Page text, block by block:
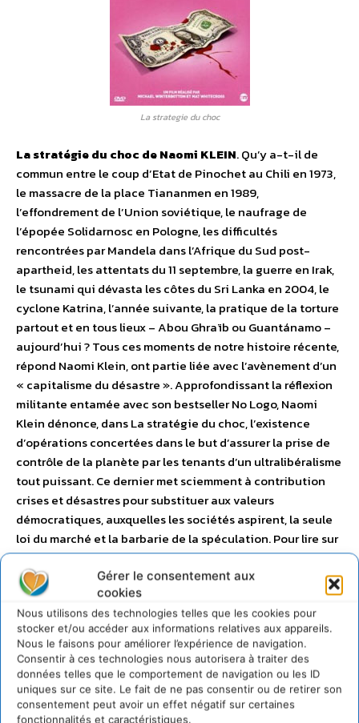
Gérer le consentement aux
cookies
Nous utilisons des technologies telles que les cookies pour
stocker et/ou accéder aux informations relatives aux appareils.
Nous le faisons pour améliorer l’expérience de navigation.
Consentir à ces technologies nous autorisera à traiter des
données telles que le comportement de navigation ou les ID
uniques sur ce site. Le fait de ne pas consentir ou de retirer son
consentement peut avoir un effet négatif sur certaines
fonctionnalités et caractéristiques.
La strategie du choc
La stratégie du choc de Naomi KLEIN. Qu’y a-t-il de
commun entre le coup d’Etat de Pinochet au Chili en 1973,
le massacre de la place Tiananmen en 1989,
l’effondrement de l’Union soviétique, le naufrage de
l’épopée Solidarnosc en Pologne, les difficultés
rencontrées par Mandela dans l’Afrique du Sud post-
apartheid, les attentats du 11 septembre, la guerre en Irak,
le tsunami qui dévasta les côtes du Sri Lanka en 2004, le
cyclone Katrina, l’année suivante, la pratique de la torture
partout et en tous lieux – Abou Ghraïb ou Guantánamo –
aujourd’hui ? Tous ces moments de notre histoire récente,
répond Naomi Klein, ont partie liée avec l’avènement d’un
« capitalisme du désastre ». Approfondissant la réflexion
militante entamée avec son bestseller No Logo, Naomi
Klein dénonce, dans La stratégie du choc, l’existence
d’opérations concertées dans le but d’assurer la prise de
contrôle de la planète par les tenants d’un ultralibéralisme
tout puissant. Ce dernier met sciemment à contribution
crises et désastres pour substituer aux valeurs
démocratiques, auxquelles les sociétés aspirent, la seule
loi du marché et la barbarie de la spéculation. Pour lire sur
CDURABLE.info l’article consacré àla stratégie du choc